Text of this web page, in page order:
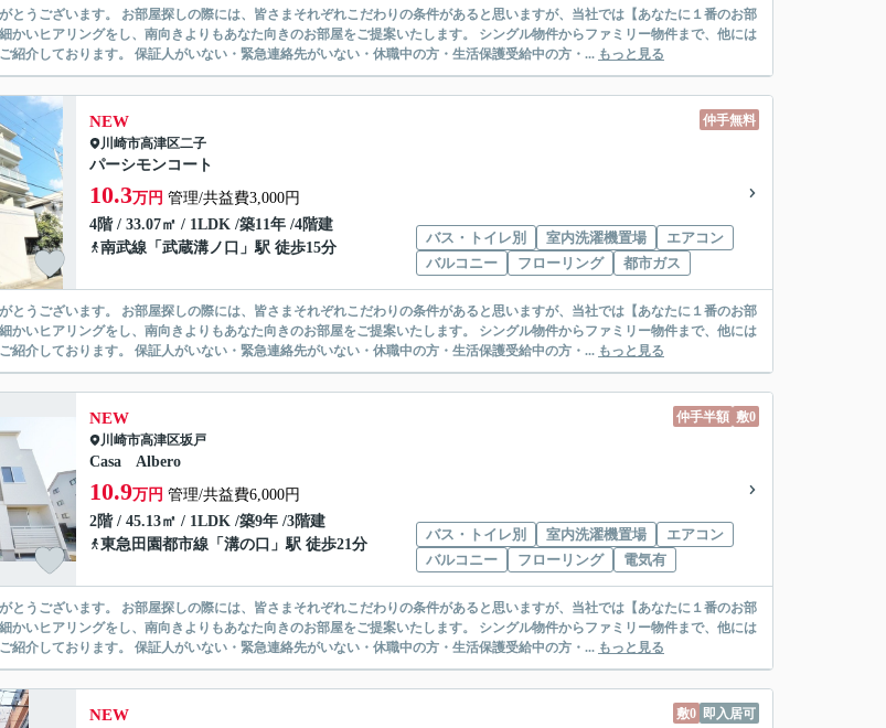
わりの条件があると思いますが、当社では【あなたに１番のお部
ングをし、南向きよりもあなた向きのお部屋をご提案いたします。 シングル物件からファミリー物件まで、他には
無い賃貸物件を豊富にご紹介しております。 保証人がいない・緊急連絡先がいない・休職中の方・生活保護受給中の方・... もっと見る
仲手無料
NEW
川崎市高津区二子
パーシモンコート
10.3万円 管理/共益費3,000円
4階 / 33.07㎡ / 1LDK /築11年 /4階建
南武線 「 武蔵溝ノ口 」駅 徒歩15分
バス・トイレ別 室内洗濯機置場
エアコン
バルコニー
フローリング 都市ガス
わりの条件があると思いますが、当社では【あなたに１番のお部
ングをし、南向きよりもあなた向きのお部屋をご提案いたします。 シングル物件からファミリー物件まで、他には
無い賃貸物件を豊富にご紹介しております。 保証人がいない・緊急連絡先がいない・休職中の方・生活保護受給中の方・... もっと見る
仲手半額 敷0
NEW
川崎市高津区坂戸
Casa Albero
10.9万円 管理/共益費6,000円
2階 / 45.13㎡ / 1LDK /築9年 /3階建
東急田園都市線 「 溝の口 」駅 徒歩21分
バス・トイレ別 室内洗濯機置場
エアコン
バルコニー
フローリング 電気有
わりの条件があると思いますが、当社では【あなたに１番のお部
ングをし、南向きよりもあなた向きのお部屋をご提案いたします。 シングル物件からファミリー物件まで、他には
無い賃貸物件を豊富にご紹介しております。 保証人がいない・緊急連絡先がいない・休職中の方・生活保護受給中の方・... もっと見る
敷0 即入居可
NEW